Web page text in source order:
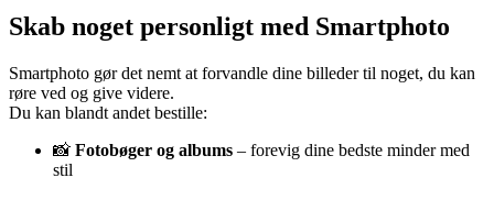
Skab noget personligt med Smartphoto
Smartphoto gør det nemt at forvandle dine billeder til noget, du kan
røre ved og give videre.
Du kan blandt andet bestille:
📸 Fotobøger og albums – forevig dine bedste minder med
stil